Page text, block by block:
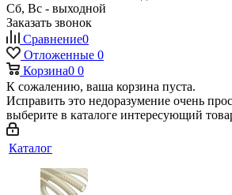
Сб, Вс - выходной
Заказать звонок
Сравнение0
Отложенные 0
Корзина0 0
К сожалению, ваша корзина пуста.
Исправить это недоразумение очень
выберите в каталоге интересующий
Каталог